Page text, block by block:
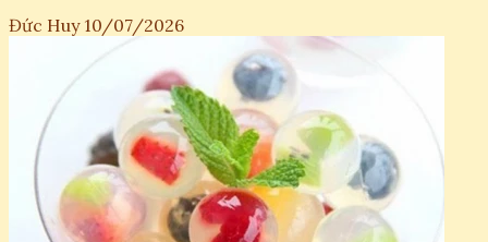
Đức Huy 10/07/2026